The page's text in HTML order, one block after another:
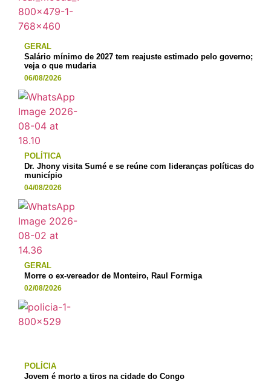
GERAL
Salário mínimo de 2027 tem reajuste estimado pelo governo;
veja o que mudaria
06/08/2026
POLÍTICA
Dr. Jhony visita Sumé e se reúne com lideranças políticas do
município
04/08/2026
GERAL
Morre o ex-vereador de Monteiro, Raul Formiga
02/08/2026
POLÍCIA
Jovem é morto a tiros na cidade do Congo